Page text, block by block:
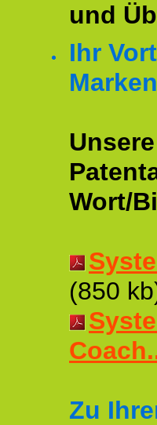
und
Ihr
Wort/
(850
Zu